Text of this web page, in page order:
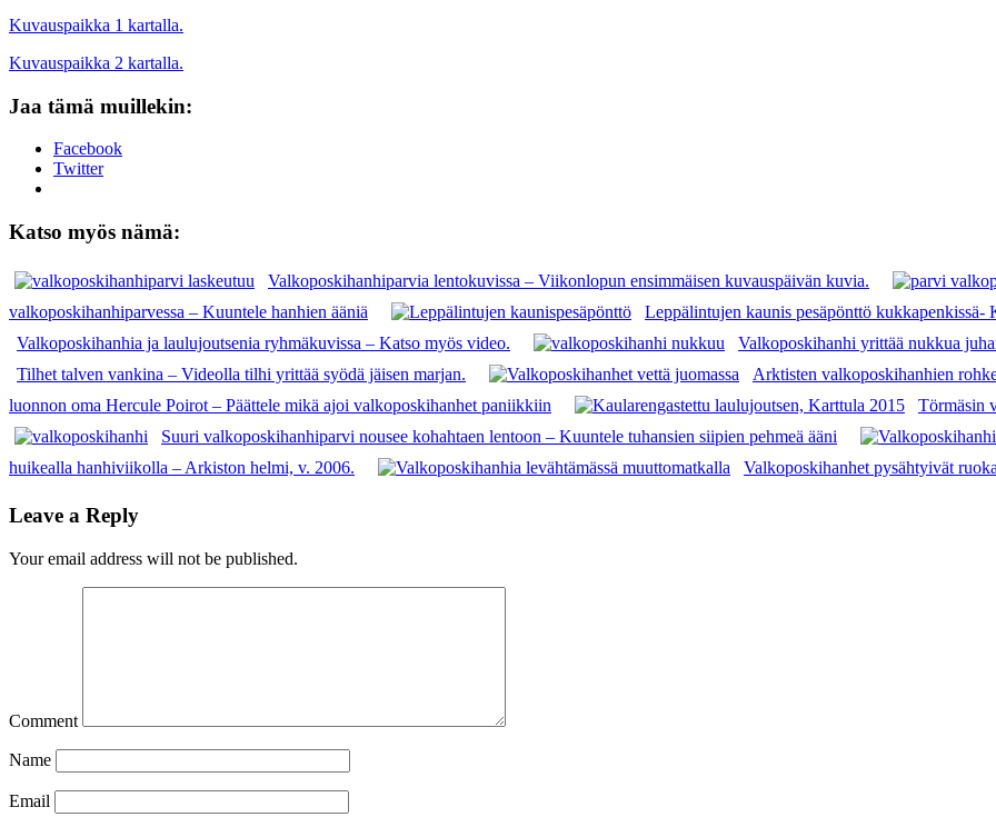
Kuvauspaikka 1 kartalla.
Kuvauspaikka 2 kartalla.
Jaa tämä muillekin:
Facebook
Twitter
Katso myös nämä:
Valkoposkihanhiparvia lentokuvissa – Viikonlopun ensimmäisen kuvauspäivän kuvia.
valkoposkihanhiparvessa – Kuuntele hanhien ääniä
Leppälintujen kaunis pesäpönttö kukkapenkissä-
Valkoposkihanhia ja laulujoutsenia ryhmäkuvissa – Katso myös video.
Valkoposkihanhi yrittää nukkua
Tilhet talven vankina – Videolla tilhi yrittää syödä jäisen marjan.
Arktisten valkoposkihanhien
luonnon oma Hercule Poirot – Päättele mikä ajoi valkoposkihanhet paniikkiin
Törmäsin
Suuri valkoposkihanhiparvi nousee kohahtaen lentoon – Kuuntele tuhansien siipien pehmeä ääni
huikealla hanhiviikolla – Arkiston helmi, v. 2006.
Valkoposkihanhet pysähtyivät
Leave a Reply
Your email address will not be published.
Comment
Name
Email